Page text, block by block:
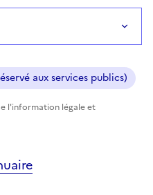
aux services publics)
l'information légale et